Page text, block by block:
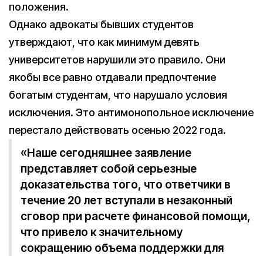
положения.
Однако адвокаты бывших студентов
утверждают, что как минимум девять
университетов нарушили это правило. Они
якобы все равно отдавали предпочтение
богатым студентам, что нарушало условия
исключения. Это антимонопольное исключение
перестало действовать осенью 2022 года.
«Наше сегодняшнее заявление
представляет собой серьезные
доказательства того, что ответчики в
течение 20 лет вступали в незаконный
сговор при расчете финансовой помощи,
что привело к значительному
сокращению объема поддержки для